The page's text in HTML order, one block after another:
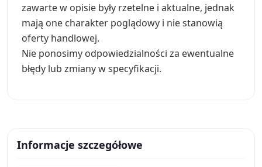
zawarte w opisie były rzetelne i aktualne, jednak
mają one charakter poglądowy i nie stanowią
oferty handlowej.
Nie ponosimy odpowiedzialności za ewentualne
błędy lub zmiany w specyfikacji.
Informacje szczegółowe